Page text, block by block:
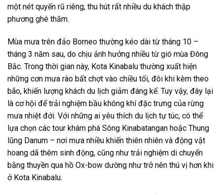
một nét quyến rũ riêng, thu hút rất nhiều du khách thập
phương ghé thăm.
Mùa mưa trên đảo Borneo thường kéo dài từ tháng 10 –
tháng 3 năm sau, do chịu ảnh hưởng nhiều từ gió mùa Đông
Bắc. Trong thời gian này, Kota Kinabalu thường xuất hiện
những cơn mưa rào bất chợt vào chiều tối, đôi khi kèm theo
bão, khiến lượng khách du lịch giảm đáng kể. Tuy vậy, đây lại
là cơ hội để trải nghiệm bầu không khí đặc trưng của rừng
mưa nhiệt đới. Với những ai yêu thích du lịch tự túc, có thể
lựa chọn các tour khám phá Sông Kinabatangan hoặc Thung
lũng Danum – nơi mưa nhiều khiến thiên nhiên và động vật
hoang dã thêm sinh động, cũng như trải nghiệm di chuyển
bằng thuyền qua hồ Ox-bow dường như trở nên thú vị hơn khi
ở Kota Kinabalu.